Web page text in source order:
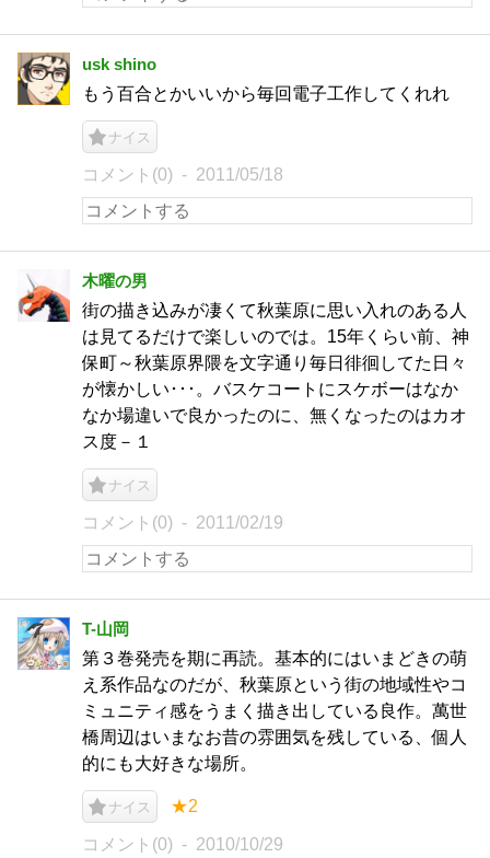
usk shino
もう百合とかいいから毎回電子工作してくれれ
ナイス
コメント(0) 2011/05/18
木曜の男
街の描き込みが凄くて秋葉原に思い入れのある人
は見てるだけで楽しいのでは。15年くらい前、神
保町～秋葉原界隈を文字通り毎日徘徊してた日々
が懐かしい･･･。バスケコートにスケボーはなか
なか場違いで良かったのに、無くなったのはカオ
ス度－１
ナイス
コメント(0) 2011/02/19
T-山岡
第３巻発売を期に再読。基本的にはいまどきの萌
え系作品なのだが、秋葉原という街の地域性やコ
ミュニティ感をうまく描き出している良作。萬世
橋周辺はいまなお昔の雰囲気を残している、個人
的にも大好きな場所。
ナイス ★2
コメント(0) 2010/10/29